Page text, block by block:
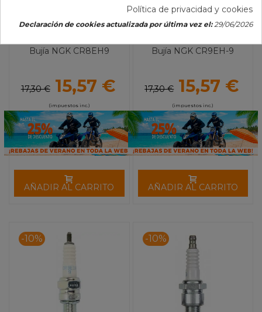
Bujía NGK CR8EH9
17,30 € 15,57 €
(impuestos inc.)
AÑADIR AL CARRITO
Bujía NGK CR9EH-9
17,30 € 15,57 €
(impuestos inc.)
AÑADIR AL CARRITO
-10% -10%
Política de privacidad y cookies
Declaración de cookies actualizada por última vez el:29/06/2026